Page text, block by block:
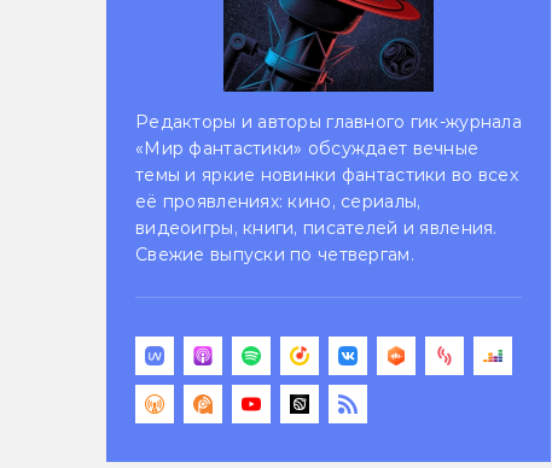
Редакторы и авторы главного гик-журнала
«Мир фантастики» обсуждает вечные
темы и яркие новинки фантастики во всех
её проявлениях: кино, сериалы,
видеоигры, книги, писателей и явления.
Свежие выпуски по четвергам.